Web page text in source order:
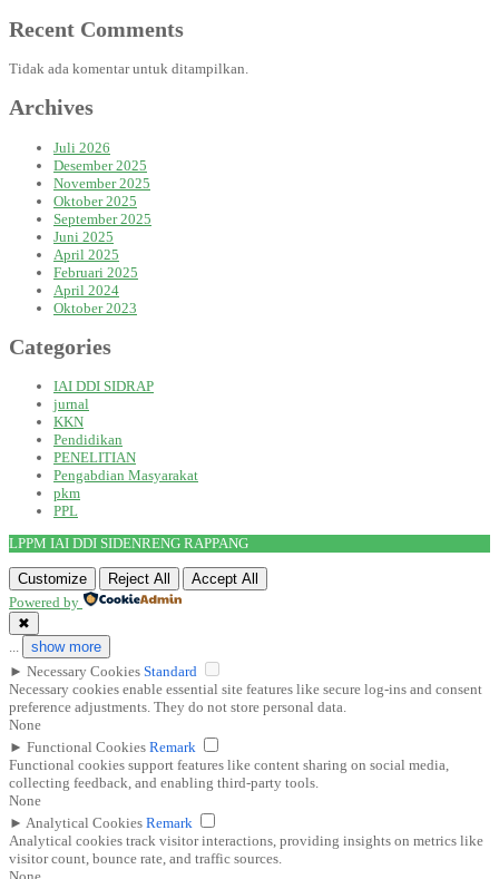
Recent Comments
Tidak ada komentar untuk ditampilkan.
Archives
Juli 2026
Desember 2025
November 2025
Oktober 2025
September 2025
Juni 2025
April 2025
Februari 2025
April 2024
Oktober 2023
Categories
IAI DDI SIDRAP
jurnal
KKN
Pendidikan
PENELITIAN
Pengabdian Masyarakat
pkm
PPL
LPPM IAI DDI SIDENRENG RAPPANG
Customize Reject All
Accept All
Powered by
✖
show more
► Necessary Cookies Standard
Necessary cookies enable essential site features like secure log-ins and consent
preference adjustments. They do not store personal data.
None
► Functional Cookies Remark
Functional cookies support features like content sharing on social media,
collecting feedback, and enabling third-party tools.
None
► Analytical Cookies Remark
Analytical cookies track visitor interactions, providing insights on metrics like
visitor count, bounce rate, and traffic sources.